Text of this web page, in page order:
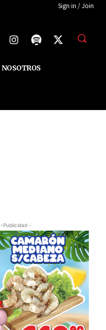
Sign in / Join
NOSOTROS
-Publicidad -